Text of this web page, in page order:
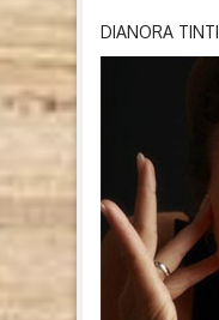
DIANORA TINTI